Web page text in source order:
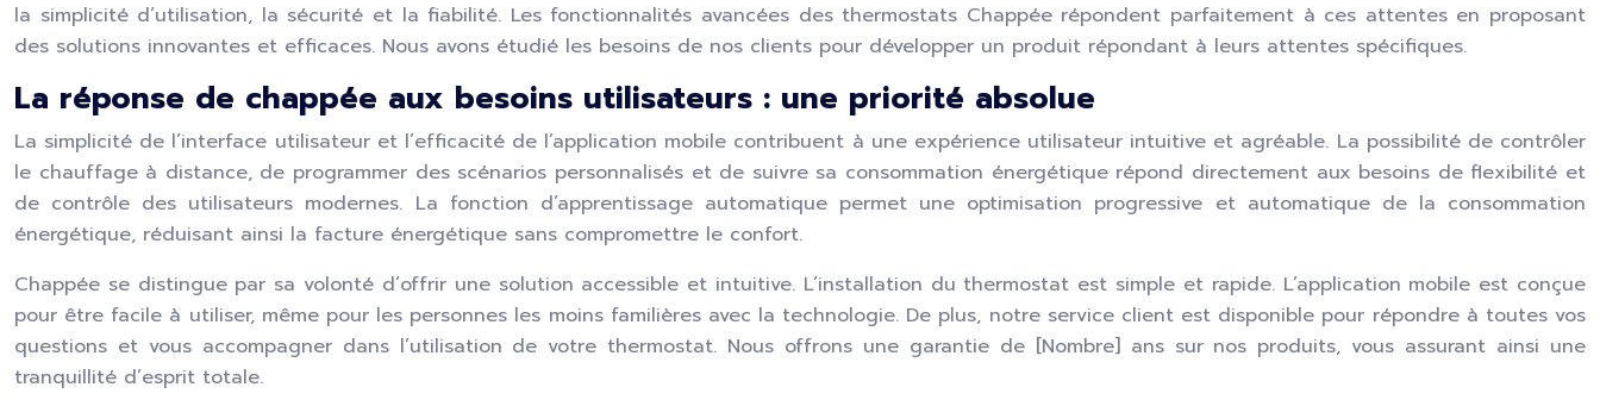
la simplicité d’utilisation, la sécurité et la fiabilité. Les fonctionnalités avancées des thermostats Chappée répondent parfaitement à ces attentes en proposant
des solutions innovantes et efficaces. Nous avons étudié les besoins de nos clients pour développer un produit répondant à leurs attentes spécifiques.
La réponse de chappée aux besoins utilisateurs : une priorité absolue
La simplicité de l’interface utilisateur et l’efficacité de l’application mobile contribuent à une expérience utilisateur intuitive et agréable. La possibilité de contrôler
le chauffage à distance, de programmer des scénarios personnalisés et de suivre sa consommation énergétique répond directement aux besoins de flexibilité et
de contrôle des utilisateurs modernes. La fonction d’apprentissage automatique permet une optimisation progressive et automatique de la consommation
énergétique, réduisant ainsi la facture énergétique sans compromettre le confort.
Chappée se distingue par sa volonté d’offrir une solution accessible et intuitive. L’installation du thermostat est simple et rapide. L’application mobile est conçue
pour être facile à utiliser, même pour les personnes les moins familières avec la technologie. De plus, notre service client est disponible pour répondre à toutes vos
questions et vous accompagner dans l’utilisation de votre thermostat. Nous offrons une garantie de [Nombre] ans sur nos produits, vous assurant ainsi une
tranquillité d’esprit totale.